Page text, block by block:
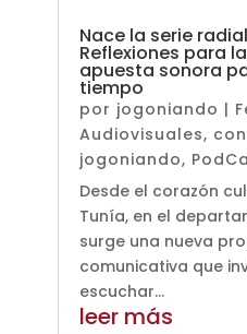
Nace la serie
Reflexiones para
apuesta sonora
tiempo
por jogoniando |
Audiovisuales,
jogoniando,
Desde el corazón
Tunía, en el
surge una nueva
comunicativa que
escuchar...
leer más